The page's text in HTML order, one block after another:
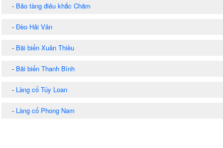
- Bảo tàng điêu khắc Chăm
- Đèo Hải Vân
- Bãi biển Xuân Thiều
- Bãi biển Thanh Bình
- Làng cổ Túy Loan
- Làng cổ Phong Nam